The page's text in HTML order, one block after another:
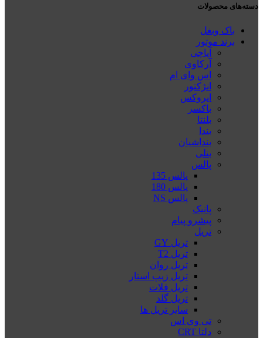
دسته‌های محصولات
باک وبغل
برند موتور
آپاچی
آرکاوی
اس وای ام
انژکتور
ایروکس
باکسر
بلنتا
بندا
بنداشیان
بنلی
پالس
پالس 135
پالس 180
پالس NS
پانیک
پیشرو پیام
تریل
تریل GY
تریل T2
تریل روان
تریل زیپ استار
تریل فلات
تریل گلد
سایر تریل ها
تی وی اس
دلتا CRT